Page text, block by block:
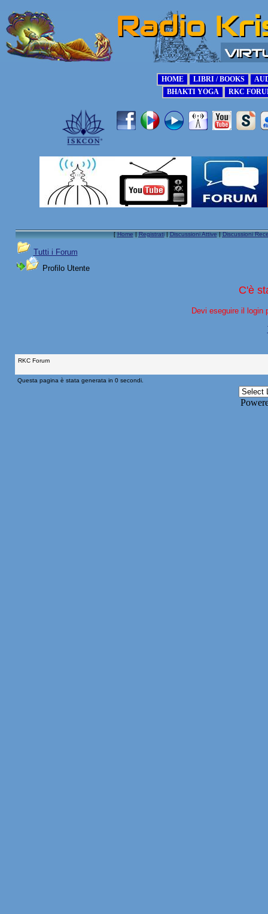
[Home|Registrati|Discussioni Attive|Discussioni
Tutti i Forum
Profilo Utente
C'è
Devi eseguire il login
RKC Forum
Questa pagina è stata generata in 0 secondi.